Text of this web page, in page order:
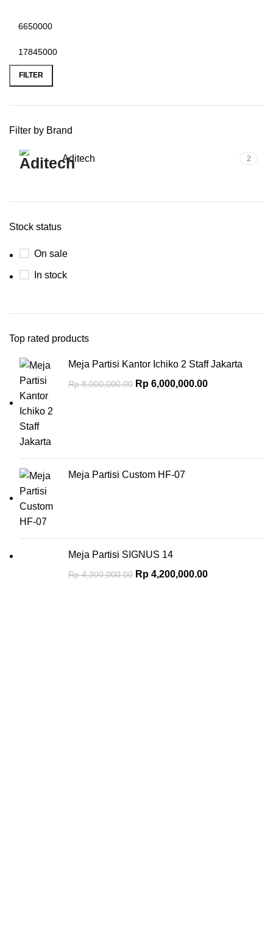
FILTER
Filter by Brand
Aditech 2
Stock status
On sale
In stock
Top rated products
Meja Partisi Kantor Ichiko 2 Staff Jakarta
Rp8,000,000.00 Rp 6,000,000.00
Meja Partisi Custom HF-07
Meja Partisi SIGNUS 14
Rp4,300,000.00 Rp 4,200,000.00